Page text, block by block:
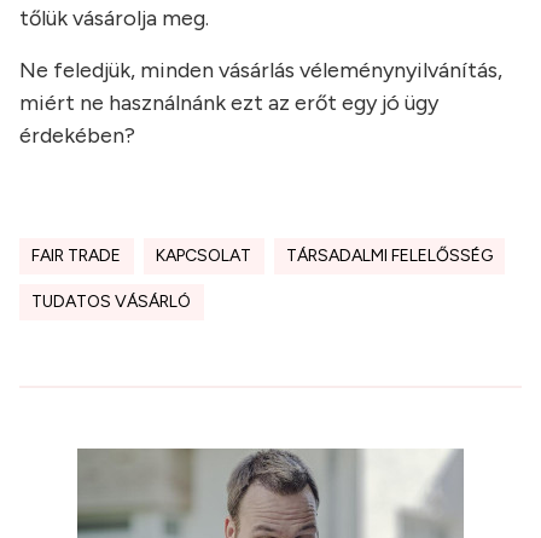
tőlük vásárolja meg.
Ne feledjük, minden vásárlás véleménynyilvánítás,
miért ne használnánk ezt az erőt egy jó ügy
érdekében?
FAIR TRADE KAPCSOLAT TÁRSADALMI FELELŐSSÉG
TUDATOS VÁSÁRLÓ